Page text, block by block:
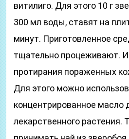
витилиго. Для этого 10 г
300 мл воды, ставят на
минут. Приготовленное
тщательно процеживают.
протирания пораженных
Для этого можно
концентрированное масло
лекарственного